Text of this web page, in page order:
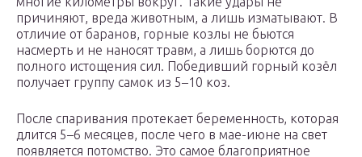
причиняют, вреда животным, а лишь изматывают. В
отличие от баранов, горные козлы не бьются
насмерть и не наносят травм, а лишь борются до
полного истощения сил. Победивший горный козёл
получает группу самок из 5–10 коз.
После спаривания протекает беременность, которая
длится 5–6 месяцев, после чего в мае-июне на свет
появляется потомство. Это самое благоприятное